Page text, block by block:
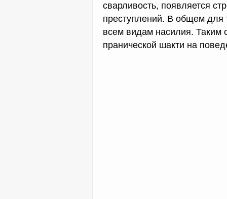
сварливость, появляется
преступлений. В общем для
всем видам насилия. Таким
пранической шакти на